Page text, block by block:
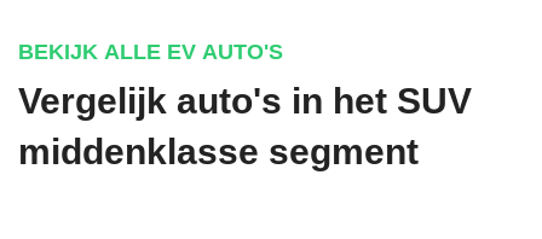
BEKIJK ALLE EV AUTO'S
Vergelijk auto's in het SUV
middenklasse segment